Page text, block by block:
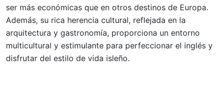
ser más económicas que en otros destinos de Europa.
Además, su rica herencia cultural, reflejada en la
arquitectura y gastronomía, proporciona un entorno
multicultural y estimulante para perfeccionar el inglés y
disfrutar del estilo de vida isleño.